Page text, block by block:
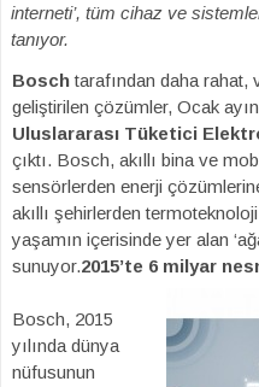
interneti’, tüm cihaz ve
tanıyor.
Boschtarafından daha rahat,
geliştirilen çözümler, Ocak
Uluslararası Tüketici
çıktı. Bosch, akıllı bina ve
sensörlerden enerji
akıllı şehirlerden
yaşamın içerisinde yer alan
sunuyor.2015’te 6 milyar
Bosch, 2015
yılında dünya
nüfusunun